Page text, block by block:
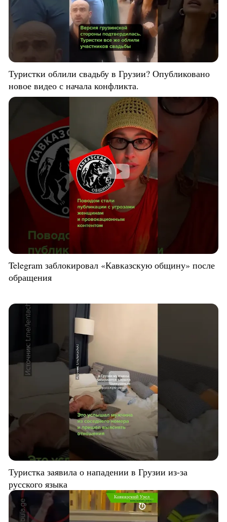
Туристки облили свадьбу в Грузии? Опубликовано
новое видео с начала конфликта.
Telegram заблокировал «Кавказскую общину» после
обращения
Туристка заявила о нападении в Грузии из-за
русского языка